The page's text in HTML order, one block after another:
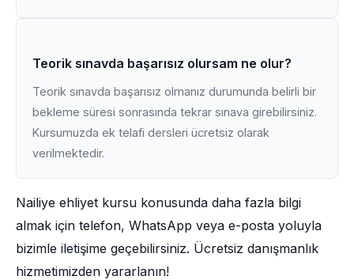
Teorik sınavda başarısız olursam ne olur?
Teorik sınavda başarısız olmanız durumunda belirli bir
bekleme süresi sonrasında tekrar sınava girebilirsiniz.
Kursumuzda ek telafi dersleri ücretsiz olarak
verilmektedir.
Nailiye ehliyet kursu konusunda daha fazla bilgi
almak için telefon, WhatsApp veya e-posta yoluyla
bizimle iletişime geçebilirsiniz. Ücretsiz danışmanlık
hizmetimizden yararlanın!